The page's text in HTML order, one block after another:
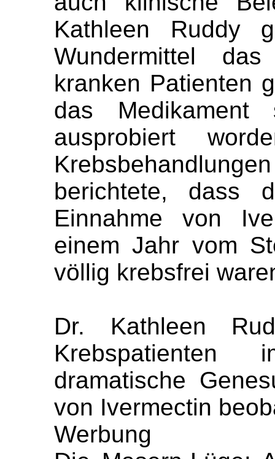
Kathleen Ruddy
Wundermittel
kranken Patienten
das
ausprobiert
berichtete, dass
Einnahme von
einem Jahr vom
völlig krebsfrei
Dr. Kathleen
dramatische
von Ivermectin
Werbung